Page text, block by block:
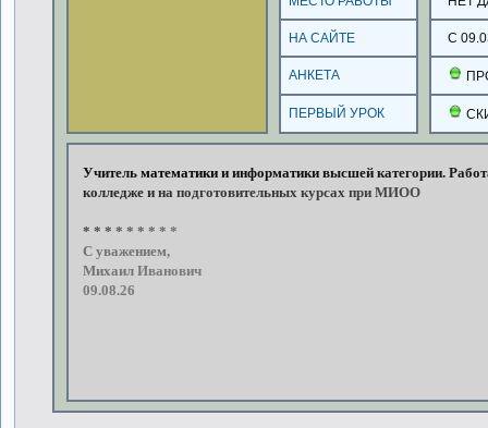
НА САЙТЕ С
АНКЕТА
ПЕРВЫЙ УРОК
Учительматематикииинформатикивысшейкатегории.
колледжеина подготовительныхкурсахприМИОО
* * * * * * * * *
Суважением,
МихаилИванович
09.08.26